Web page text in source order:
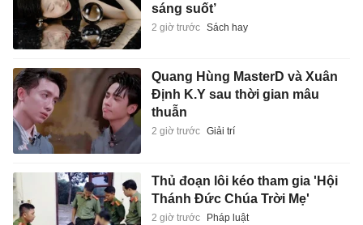
sáng suốt’
2 giờ trước Sách hay
Quang Hùng MasterD và Xuân
Định K.Y sau thời gian mâu
thuẫn
2 giờ trước Giải trí
Thủ đoạn lôi kéo tham gia 'Hội
Thánh Đức Chúa Trời Mẹ'
2 giờ trước Pháp luật